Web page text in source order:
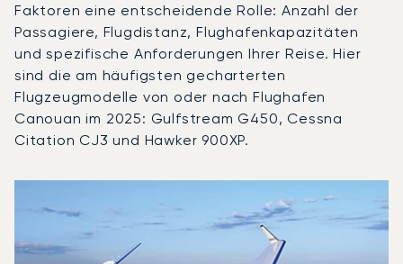
Faktoren eine entscheidende Rolle: Anzahl der
Passagiere, Flugdistanz, Flughafenkapazitäten
und spezifische Anforderungen Ihrer Reise. Hier
sind die am häufigsten gecharterten
Flugzeugmodelle von oder nach Flughafen
Canouan im 2025: Gulfstream G450, Cessna
Citation CJ3 und Hawker 900XP.
Geschwindigkeit (km/h) Geschwindigkeit (Knoten)
Reichweite (NM)